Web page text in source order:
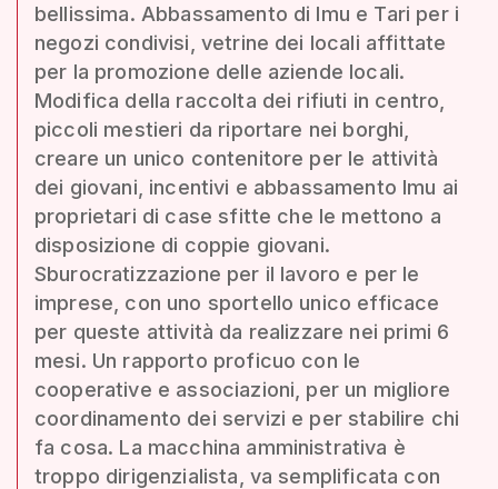
bellissima. Abbassamento di Imu e Tari per i
negozi condivisi, vetrine dei locali affittate
per la promozione delle aziende locali.
Modifica della raccolta dei rifiuti in centro,
piccoli mestieri da riportare nei borghi,
creare un unico contenitore per le attività
dei giovani, incentivi e abbassamento Imu ai
proprietari di case sfitte che le mettono a
disposizione di coppie giovani.
Sburocratizzazione per il lavoro e per le
imprese, con uno sportello unico efficace
per queste attività da realizzare nei primi 6
mesi. Un rapporto proficuo con le
cooperative e associazioni, per un migliore
coordinamento dei servizi e per stabilire chi
fa cosa. La macchina amministrativa è
troppo dirigenzialista, va semplificata con